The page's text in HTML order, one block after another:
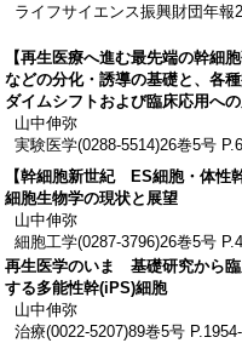
ライフサイエンス振興財団年報
【再生医療へ進む最先端の幹
などの分化・誘導の基礎と、各
ダイムシフトおよび臨床応用へ
山中伸弥
実験医学(0288-5514)26巻5号
【幹細胞新世紀 ES細胞・体
細胞生物学の現状と展望
山中伸弥
細胞工学(0287-3796)26巻5号
再生医学のいま 基礎研究から
する多能性幹(iPS)細胞
山中伸弥
治療(0022-5207)89巻5号